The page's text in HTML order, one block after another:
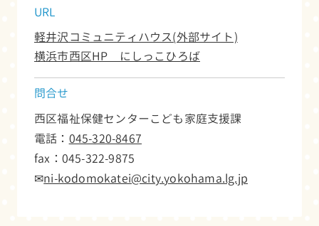
URL
軽井沢コミュニティハウス(外部サイト)
横浜市西区HP にしっこひろば
問合せ
西区福祉保健センターこども家庭支援課
電話： 045-320-8467
fax： 045-322-9875
✉ni-kodomokatei@city.yokohama.lg.jp